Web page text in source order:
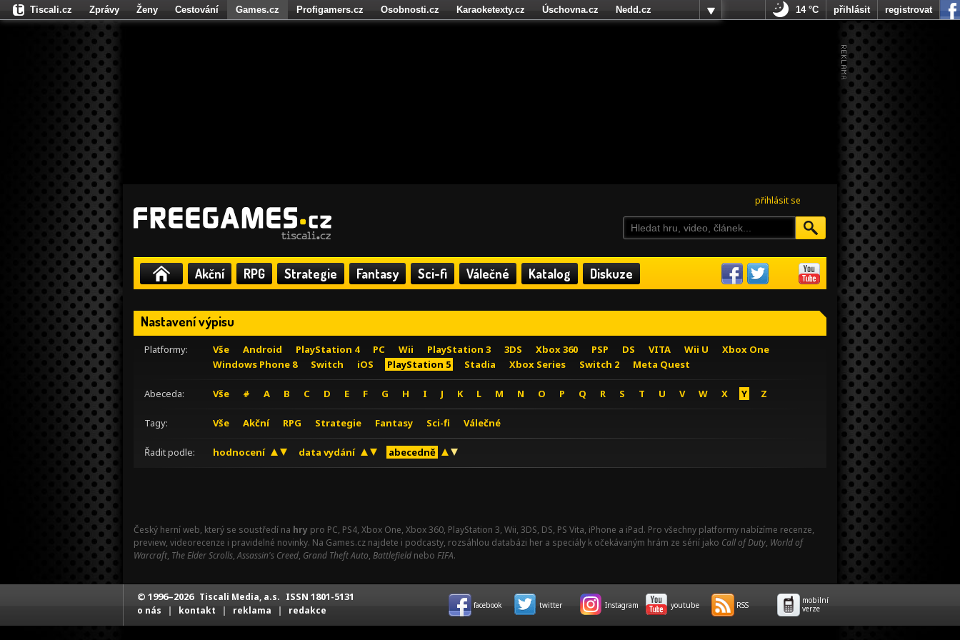
přihlásit se
Akční RPG Strategie Fantasy Sci-fi Válečné Katalog Diskuze
Nastavení výpisu
Platformy: Vše Android PlayStation 4 PC Wii PlayStation 3 3DS Xbox 360 PSP DS VITA Wii U
Xbox One
Windows Phone 8
Switch iOS PlayStation 5 Stadia Xbox Series Switch 2 Meta Quest
Abeceda: Vše # A B C D E F G H I J K L M N O P Q R S T U V W X Y Z
Tagy: Vše Akční RPG Strategie Fantasy Sci-fi Válečné
Řadit podle: hodnocení data vydání abecedně
Český herní web, který se soustředí na hry pro PC, PS4, Xbox One, Xbox 360, PlayStation 3, Wii, 3DS, DS, PS Vita, iPhone a iPad. Pro všechny platformy nabízíme recenze,
preview, videorecenze i pravidelné novinky. Na Games.cz najdete i podcasty, rozsáhlou databázi her a speciály k očekávaným hrám ze sérií jako Call of Duty, World of
Warcraft, The Elder Scrolls,Assassin's Creed, Grand Theft Auto, Battlefield nebo FIFA.
Tiscali.cz Zprávy Ženy Cestování Games.cz Profigamers.cz Osobnosti.cz Karaoketexty.cz Úschovna.cz
Nedd.cz
Fights.cz
14 °C přihlásit registrovat
© 1996–2026 Tiscali Media, a.s. ISSN 1801-5131
o nás | kontakt | reklama | redakce facebook twitter Instagram youtube RSS
mobilní
verze